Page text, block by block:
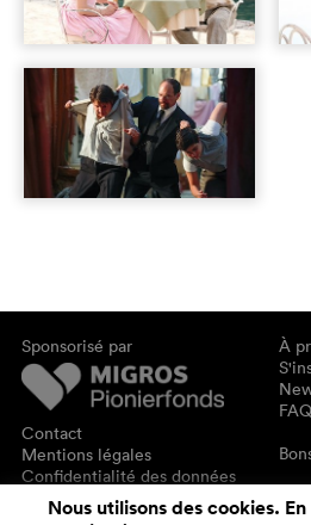
Sponsorisé par
Contact
Mentions légales
Confidentialité des données
À
FAQ
Nous utilisons des cookies.